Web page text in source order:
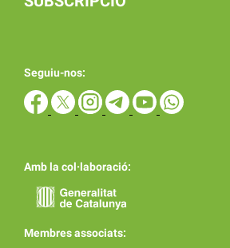
Seguiu-nos:
Amb la col·laboració:
Membres associats: